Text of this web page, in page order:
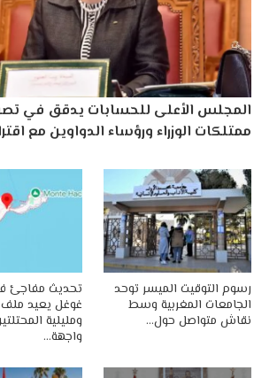
المجلس الأعلى للحسابات يدقق في
ممتلكات الوزراء ورؤساء الدواوين مع
رسوم التوقيت الميسر توحد
الجامعات المغربية وسط
نقاش متواصل حول…
تحديث مفاجئ
غوغل يعيد
ومليلية
واجهة…